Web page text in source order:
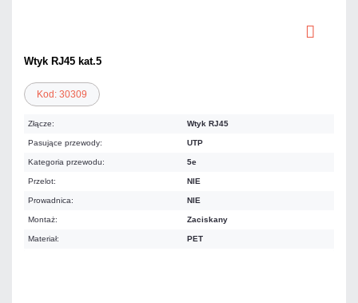
Wtyk RJ45 kat.5
Kod: 30309
Złącze: Wtyk RJ45
Pasujące przewody: UTP
Kategoria przewodu: 5e
Przelot: NIE
Prowadnica: NIE
Montaż: Zaciskany
Materiał: PET